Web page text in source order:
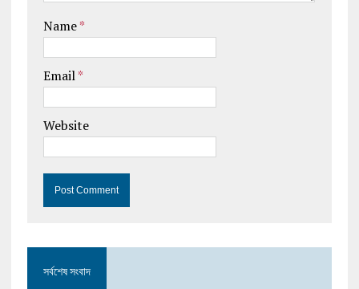
Name*
Email*
Website
সর্বশেষ সংবাদ